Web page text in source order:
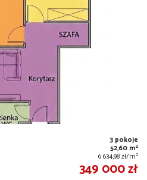
3 pokoje
52,60 m2
6 634,98 zł/m2
349 000 zł